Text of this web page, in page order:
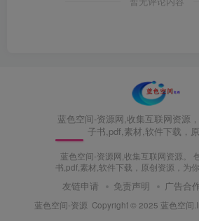
蓝色空间-资源网,收集互联网资源
子书,pdf,素材,软件下载，
蓝色空间-资源网,收集互联网资源。
书,pdf,素材,软件下载，原创资源，为
友链申请 免责声明 广告合
蓝色空间-资源 Copyright © 2025 蓝色空间